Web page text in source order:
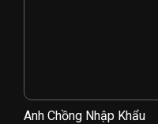
Anh Chồng Nhập Khẩu